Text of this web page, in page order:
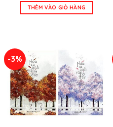
là:
654.000 ₫.
tại
THÊM VÀO GIỎ HÀNG
-3%